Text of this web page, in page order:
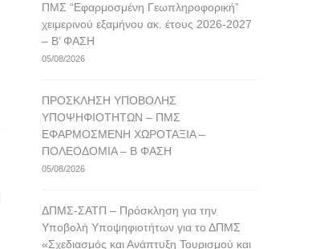
ΠΜΣ “Εφαρμοσμένη Γεωπληροφορική”
χειμερινού εξαμήνου ακ. έτους 2026-2027
– Β’ ΦΑΣΗ
05/08/2026
ΠΡΟΣΚΛΗΣΗ ΥΠΟΒΟΛΗΣ
ΥΠΟΨΗΦΙΟΤΗΤΩΝ – ΠΜΣ
ΕΦΑΡΜΟΣΜΕΝΗ ΧΩΡΟΤΑΞΙΑ –
ΠΟΛΕΟΔΟΜΙΑ – Β ΦΑΣΗ
05/08/2026
ΔΠΜΣ-ΣΑΤΠ – Πρόσκληση για την
Υποβολή Υποψηφιοτήτων για το ΔΠΜΣ
«Σχεδιασμός και Ανάπτυξη Τουρισμού και